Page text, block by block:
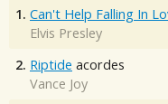
1. Can't Help Falling In
Elvis Presley
2. Riptide acordes
Vance Joy